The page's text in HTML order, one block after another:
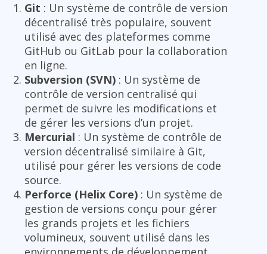
Git : Un système de contrôle de version
décentralisé très populaire, souvent
utilisé avec des plateformes comme
GitHub ou GitLab pour la collaboration
en ligne.
Subversion (SVN) : Un système de
contrôle de version centralisé qui
permet de suivre les modifications et
de gérer les versions d’un projet.
Mercurial : Un système de contrôle de
version décentralisé similaire à Git,
utilisé pour gérer les versions de code
source.
Perforce (Helix Core) : Un système de
gestion de versions conçu pour gérer
les grands projets et les fichiers
volumineux, souvent utilisé dans les